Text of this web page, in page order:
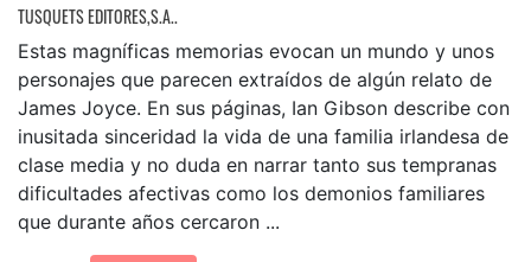
TUSQUETS EDITORES,S.A..
Estas magníficas memorias evocan un mundo y unos
personajes que parecen extraídos de algún relato de
James Joyce. En sus páginas, Ian Gibson describe con
inusitada sinceridad la vida de una familia irlandesa de
clase media y no duda en narrar tanto sus tempranas
dificultades afectivas como los demonios familiares
que durante años cercaron ...